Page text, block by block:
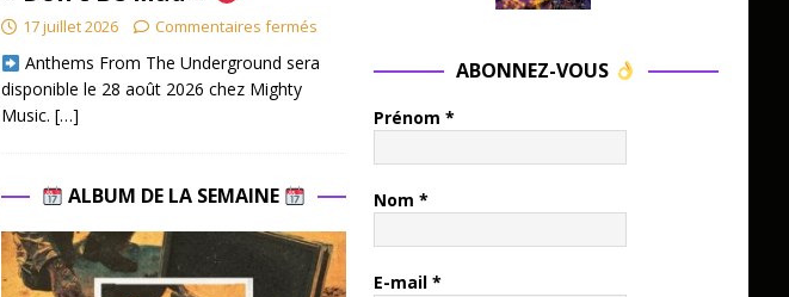
17 juillet 2026 Commentaires fermés
​ Anthems From The Underground sera
disponible le 28 août 2026 chez Mighty
Music. […]
ALBUM DE LA SEMAINE
ABONNEZ-VOUS
Prénom *
Nom *
E-mail *